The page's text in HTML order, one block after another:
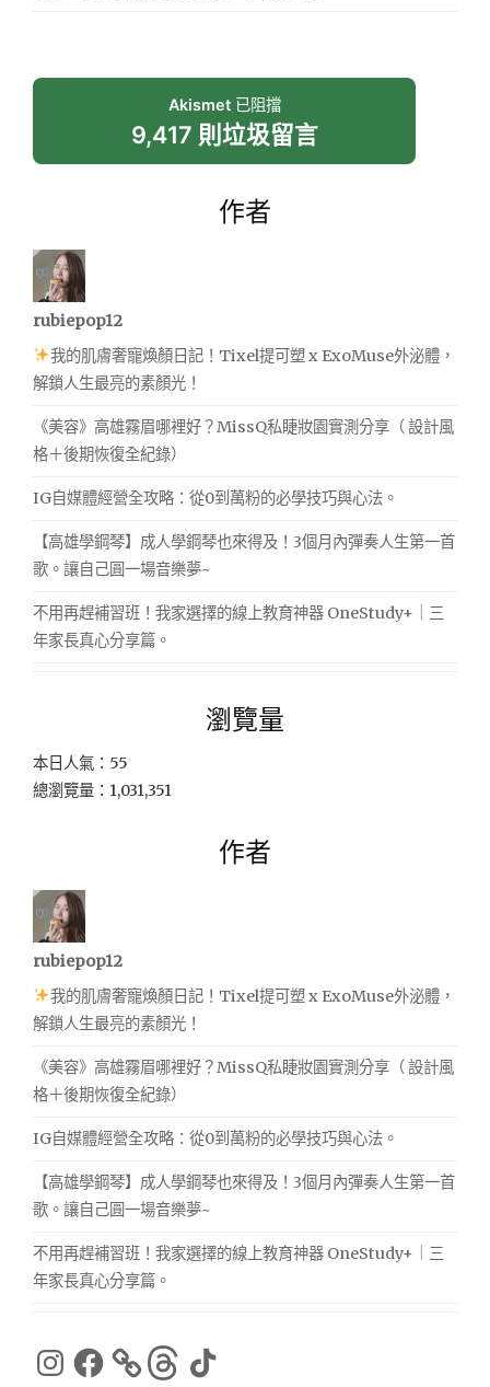
Akismet已阻擋
9,417 則垃圾留言
作者
rubiepop12
我的肌膚奢寵煥顏日記！Tixel提可塑 x ExoMuse外泌體，
解鎖人生最亮的素顏光！
《美容》高雄霧眉哪裡好？MissQ私睫妝園實測分享（ 設計風
格＋後期恢復全紀錄）
IG自媒體經營全攻略：從0到萬粉的必學技巧與心法。
【高雄學鋼琴】成人學鋼琴也來得及！3個月內彈奏人生第一首
歌。讓自己圓一場音樂夢~
不用再趕補習班！我家選擇的線上教育神器 OneStudy+｜三
年家長真心分享篇。
瀏覽量
本日人氣：55
總瀏覽量：1,031,351
作者
rubiepop12
我的肌膚奢寵煥顏日記！Tixel提可塑 x ExoMuse外泌體，
解鎖人生最亮的素顏光！
《美容》高雄霧眉哪裡好？MissQ私睫妝園實測分享（ 設計風
格＋後期恢復全紀錄）
IG自媒體經營全攻略：從0到萬粉的必學技巧與心法。
【高雄學鋼琴】成人學鋼琴也來得及！3個月內彈奏人生第一首
歌。讓自己圓一場音樂夢~
不用再趕補習班！我家選擇的線上教育神器 OneStudy+｜三
年家長真心分享篇。
Instagram
Facebook ThreadsTikTok